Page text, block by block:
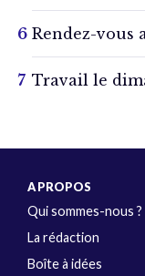
Rendez-vous
Travail le
A PROPOS
Qui sommes-nous ?
La rédaction
Boîte à idées